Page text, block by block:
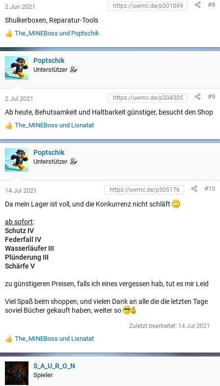
n
2 Jun 2021 #8
Shulkerboxen, Reparatur-Tools
W
r
u
n
n
The_MINEBoss und Poptschik
Poptschik
Unterstützer
2 Jul 2021 #9
Ab heute, Behutsamkeit und Haltbarkeit günstiger, besucht den Shop
W
r
u
n
n
The_MINEBoss und Lisnatat
Poptschik
Unterstützer
14 Jul 2021 #10
Da mein Lager ist voll, und die Konkurrenz nicht schläft
ab sofort:
Schutz IV
Federfall IV
Wasserläufer III
Plünderung III
Schärfe V
zu günstigeren Preisen, falls ich eines vergessen hab, tut es mir Leid
Viel Spaß beim shoppen, und vielen Dank an alle die die letzten Tage
soviel Bücher gekauft haben, weiter so
Zuletzt bearbeitet: 14 Jul 2021
W
r
t
u
n
The_MINEBoss und Lisnatat
S_A_U_R_O_N
Spieler